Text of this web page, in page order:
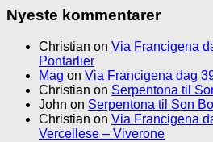
Nyeste kommentarer
Christian on Via Francigena
Pontarlier
Mag on Via Francigena dag
Christian on Serpentona til
John on Serpentona til Son
Christian on Via Francigena
Vercellese – Viverone